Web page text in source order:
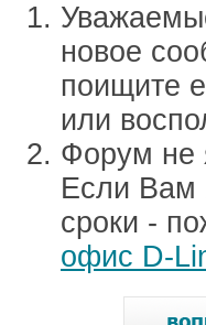
новое
поищите
или
Форум не
Если Вам
сроки -
офис D-